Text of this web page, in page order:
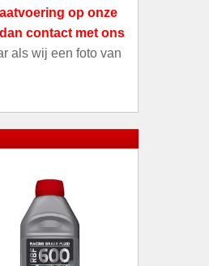
op onze
contact met ons
als wij een foto van